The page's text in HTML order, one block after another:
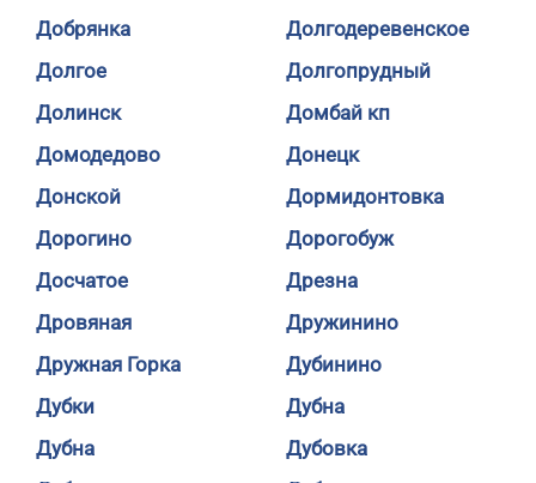
Добрянка
Долгодеревенское
Долгое
Долгопрудный
Долинск
Домбай кп
Домодедово
Донецк
Донской
Дормидонтовка
Дорогино
Дорогобуж
Досчатое
Дрезна
Дровяная
Дружинино
Дружная Горка
Дубинино
Дубки
Дубна
Дубна
Дубовка